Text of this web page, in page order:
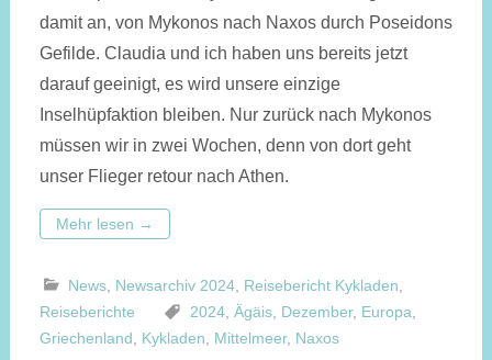
damit an, von Mykonos nach Naxos durch Poseidons
Gefilde. Claudia und ich haben uns bereits jetzt
darauf geeinigt, es wird unsere einzige
Inselhüpfaktion bleiben. Nur zurück nach Mykonos
müssen wir in zwei Wochen, denn von dort geht
unser Flieger retour nach Athen.
Mehr lesen →
News, Newsarchiv 2024, Reisebericht Kykladen,
Reiseberichte
2024, Ägäis, Dezember, Europa,
Griechenland, Kykladen, Mittelmeer, Naxos